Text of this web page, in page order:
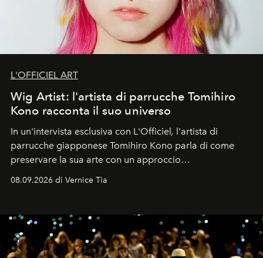
L'OFFICIEL ART
Wig Artist: l'artista di parrucche Tomihiro
Kono racconta il suo universo
In un'intervista esclusiva con L'Officiel, l'artista di
parrucche giapponese Tomihiro Kono parla di come
preservare la sua arte con un approccio
contemporaneo.
08.09.2026 di Vernice Tia